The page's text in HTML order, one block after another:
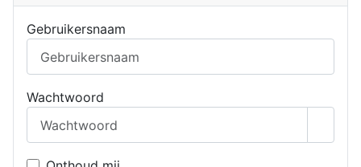
Gebruikersnaam
Wachtwoord